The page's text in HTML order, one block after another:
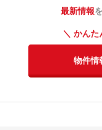
最新情報
＼ かんた
物件情